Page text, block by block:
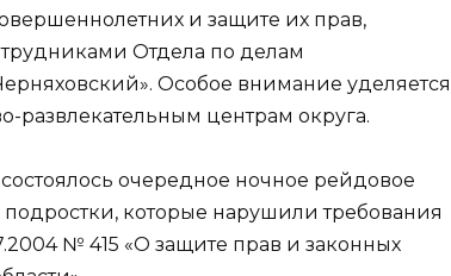
и защите их прав,
Отдела по делам
Особое внимание уделяется
развлекательным центрам округа.
очередное ночное рейдовое
которые нарушили требования
№ 415 «О защите прав и законных